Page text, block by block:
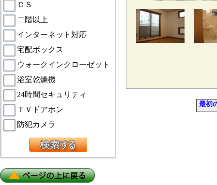
ＣＳ
二階以上
インターネット対応
宅配ボックス
ウォークインクローゼット
浴室乾燥機
24時間セキュリティ
ＴＶドアホン
防犯カメラ
最初